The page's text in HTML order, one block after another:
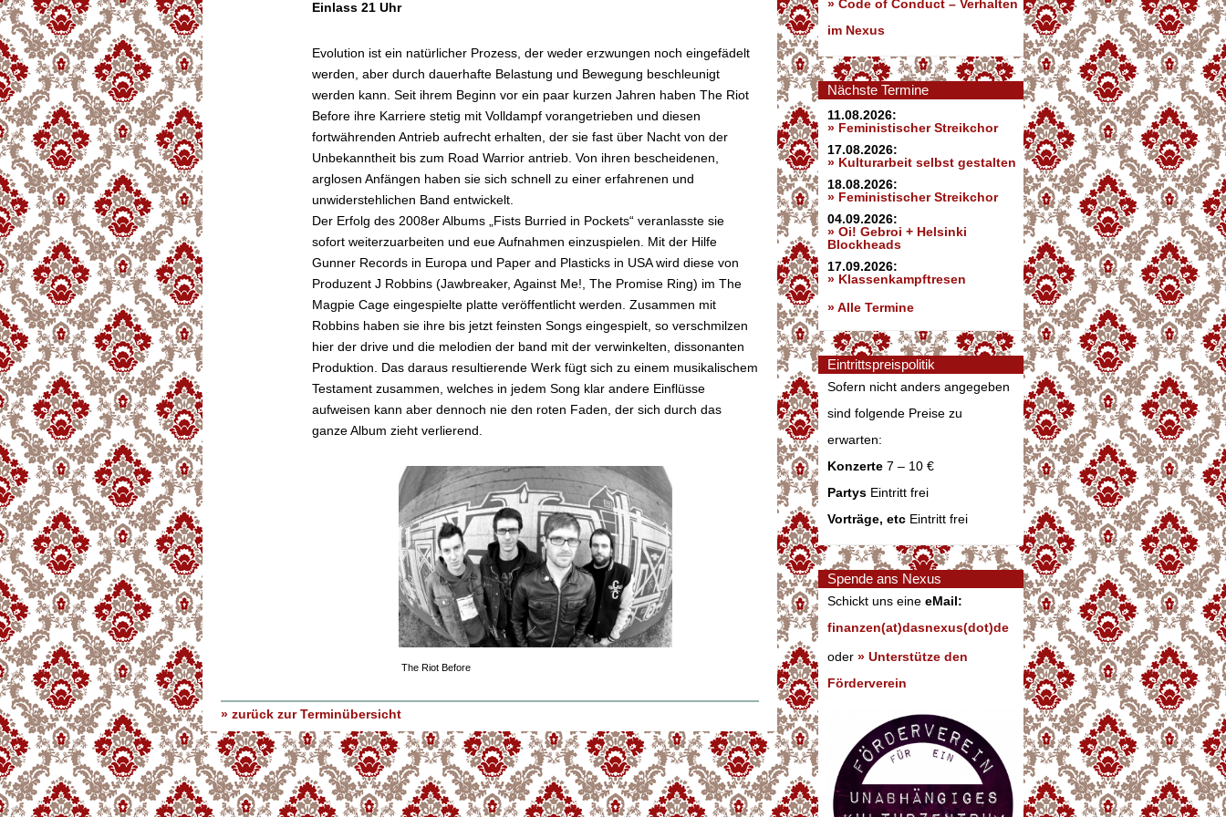
Einlass 21 Uhr
Evolution ist ein natürlicher Prozess, der weder erzwungen noch eingefädelt
werden, aber durch dauerhafte Belastung und Bewegung beschleunigt
werden kann. Seit ihrem Beginn vor ein paar kurzen Jahren haben The Riot
Before ihre Karriere stetig mit Volldampf vorangetrieben und diesen
fortwährenden Antrieb aufrecht erhalten, der sie fast über Nacht von der
Unbekanntheit bis zum Road Warrior antrieb. Von ihren bescheidenen,
arglosen Anfängen haben sie sich schnell zu einer erfahrenen und
unwiderstehlichen Band entwickelt.
Der Erfolg des 2008er Albums „Fists Burried in Pockets“ veranlasste sie
sofort weiterzuarbeiten und eue Aufnahmen einzuspielen. Mit der Hilfe
Gunner Records in Europa und Paper and Plasticks in USA wird diese von
Produzent J Robbins (Jawbreaker, Against Me!, The Promise Ring) im The
Magpie Cage eingespielte platte veröffentlicht werden. Zusammen mit
Robbins haben sie ihre bis jetzt feinsten Songs eingespielt, so verschmilzen
hier der drive und die melodien der band mit der verwinkelten, dissonanten
Produktion. Das daraus resultierende Werk fügt sich zu einem musikalischem
Testament zusammen, welches in jedem Song klar andere Einflüsse
aufweisen kann aber dennoch nie den roten Faden, der sich durch das
ganze Album zieht verlierend.
The Riot Before
» zurück zur Terminübersicht
» Code of Conduct – Verhalten
im Nexus
Nächste Termine
11.08.2026:
» Feministischer Streikchor
17.08.2026:
» Kulturarbeit selbst gestalten
18.08.2026:
» Feministischer Streikchor
04.09.2026:
» Oi! Gebroi + Helsinki
Blockheads
17.09.2026:
» Klassenkampftresen
» Alle Termine
Eintrittspreispolitik
Sofern nicht anders angegeben
sind folgende Preise zu
erwarten:
Konzerte 7 – 10 €
Partys Eintritt frei
Vorträge, etc Eintritt frei
Spende ans Nexus
Schickt uns eine eMail:
finanzen(at)dasnexus(dot)de
oder » Unterstütze den
Förderverein